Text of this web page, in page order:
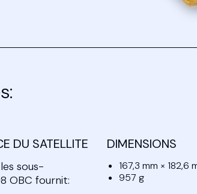
DU SATELLITE
sous-
OBC fournit:
DIMENSIONS
167,3 mm × 182,6
957 g